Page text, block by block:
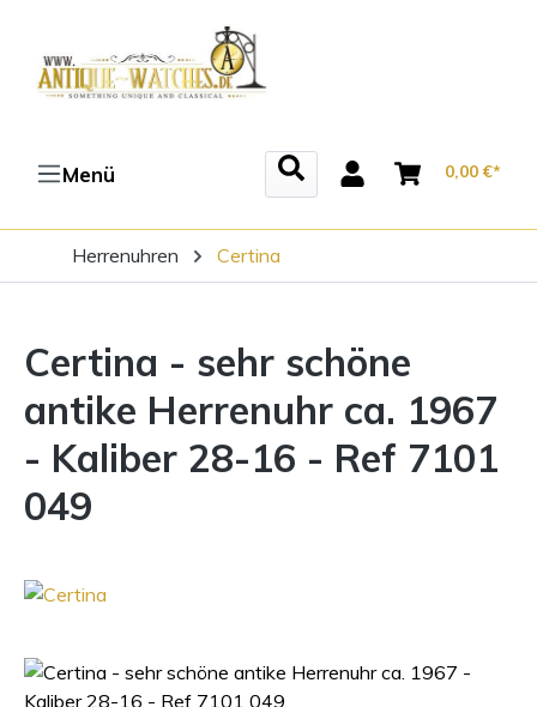
Zum Hauptinhalt springen
Menü 0,00 €*
Herrenuhren Certina
Certina - sehr schöne
antike Herrenuhr ca. 1967
- Kaliber 28-16 - Ref 7101
049
Bildergalerie überspringen